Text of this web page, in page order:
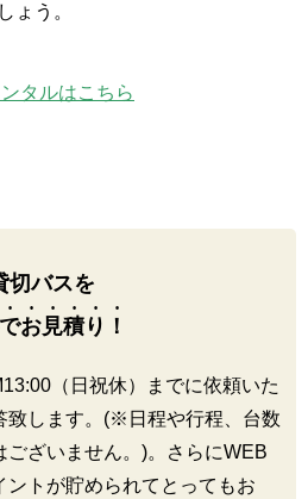
ょう。
タルはこちら
切バスを
お見積り！
（日祝休）までに依頼いた
致します。(※日程や行程、台数
ございません。)。さらにWEB
トが貯められてとってもお